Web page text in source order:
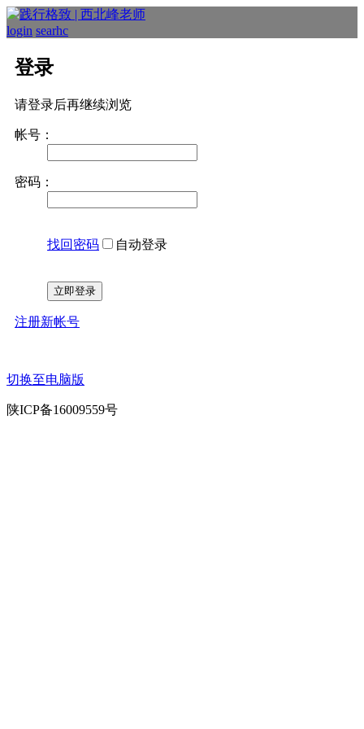
login searhc
登录
请登录后再继续浏览
帐号：
密码：
找回密码 自动登录
立即登录
注册新帐号
切换至电脑版
陕ICP备16009559号